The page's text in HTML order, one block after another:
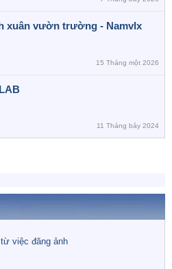
xuân vườn trường - Namvlx
15 Tháng một 2026
11 Tháng bảy 2024
việc đăng ảnh